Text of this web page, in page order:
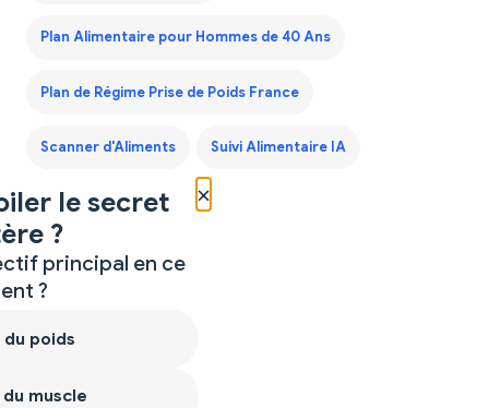
Plan Alimentaire pour Hommes de 40 Ans
Plan de Régime Prise de Poids France
Scanner d'Aliments Suivi Alimentaire IA
×
le secret
?
principal en ce
?
poids
muscle